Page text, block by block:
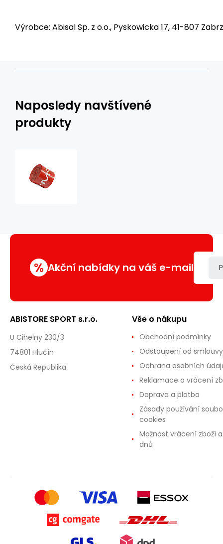
Výrobce: Abisal Sp. z o.o., Pyskowicka 17, 41-807
Naposledy navštívené
produkty
% Akční nabídky na váš e-mail
ABISTORE SPORT s.r.o.
U Cihelny 230/3
74801 Hlučín
Česká Republika
Vše o nákupu
Obchodní podmínky
Odstoupení od smlouvy
Ochrana osobních
Reklamace a vrácení
Doprava a platba
Zásady používání
cookies
Možnost vrácení zboží
dnů